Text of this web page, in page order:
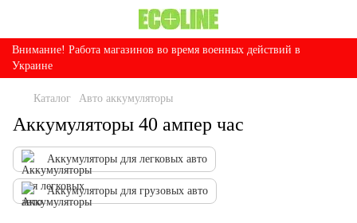
Внимание! Работа магазинов во время военных действий в
Украине
Каталог Авто аккумуляторы
Аккумуляторы 40 ампер час
Аккумуляторы для легковых авто
Аккумуляторы для грузовых авто